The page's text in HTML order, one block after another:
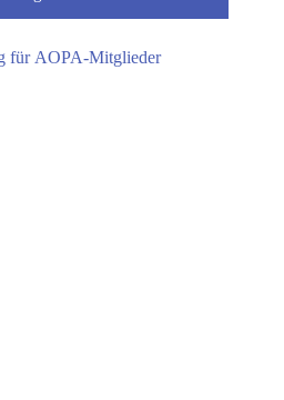
für AOPA-Mitglieder